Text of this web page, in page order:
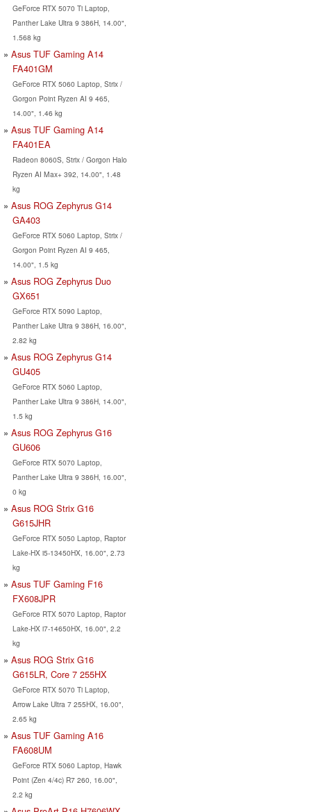
GeForce RTX 5070 Ti Laptop,
Panther Lake Ultra 9 386H, 14.00",
1.568 kg
Asus TUF Gaming A14
FA401GM
GeForce RTX 5060 Laptop, Strix /
Gorgon Point Ryzen AI 9 465,
14.00", 1.46 kg
Asus TUF Gaming A14
FA401EA
Radeon 8060S, Strix / Gorgon Halo
Ryzen AI Max+ 392, 14.00", 1.48
kg
Asus ROG Zephyrus G14
GA403
GeForce RTX 5060 Laptop, Strix /
Gorgon Point Ryzen AI 9 465,
14.00", 1.5 kg
Asus ROG Zephyrus Duo
GX651
GeForce RTX 5090 Laptop,
Panther Lake Ultra 9 386H, 16.00",
2.82 kg
Asus ROG Zephyrus G14
GU405
GeForce RTX 5060 Laptop,
Panther Lake Ultra 9 386H, 14.00",
1.5 kg
Asus ROG Zephyrus G16
GU606
GeForce RTX 5070 Laptop,
Panther Lake Ultra 9 386H, 16.00",
0 kg
Asus ROG Strix G16
G615JHR
GeForce RTX 5050 Laptop, Raptor
Lake-HX i5-13450HX, 16.00", 2.73
kg
Asus TUF Gaming F16
FX608JPR
GeForce RTX 5070 Laptop, Raptor
Lake-HX i7-14650HX, 16.00", 2.2
kg
Asus ROG Strix G16
G615LR, Core 7 255HX
GeForce RTX 5070 Ti Laptop,
Arrow Lake Ultra 7 255HX, 16.00",
2.65 kg
Asus TUF Gaming A16
FA608UM
GeForce RTX 5060 Laptop, Hawk
Point (Zen 4/4c) R7 260, 16.00",
2.2 kg